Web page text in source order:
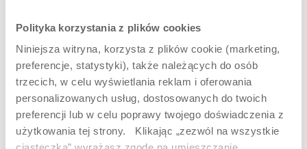
Polityka korzystania z plików cookies
Niniejsza witryna, korzysta z plików cookie (marketing,
preferencje, statystyki), także należących do osób
trzecich, w celu wyświetlania reklam i oferowania
personalizowanych usług, dostosowanych do twoich
preferencji lub w celu poprawy twojego doświadczenia z
użytkowania tej strony. Klikając „zezwól na wszystkie
ZESTAW
COMFORT
Dla zapewnienia
maksymalnego
PRZYJEMNA
JAZDA
W pełni wyposażone
koła gwarantują